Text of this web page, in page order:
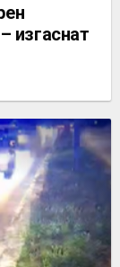
изгаснат